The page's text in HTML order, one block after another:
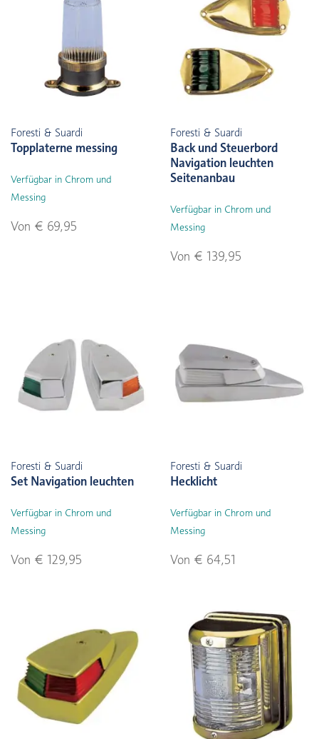
Foresti & Suardi
Topplaterne messing
Verfügbar in Chrom und
Messing
Von € 69,95
Foresti & Suardi
Back und Steuerbord
Navigation leuchten
Seitenanbau
Verfügbar in Chrom und
Messing
Von € 139,95
Foresti & Suardi
Set Navigation leuchten
Verfügbar in Chrom und
Messing
Von € 129,95
Foresti & Suardi
Hecklicht
Verfügbar in Chrom und
Messing
Von € 64,51